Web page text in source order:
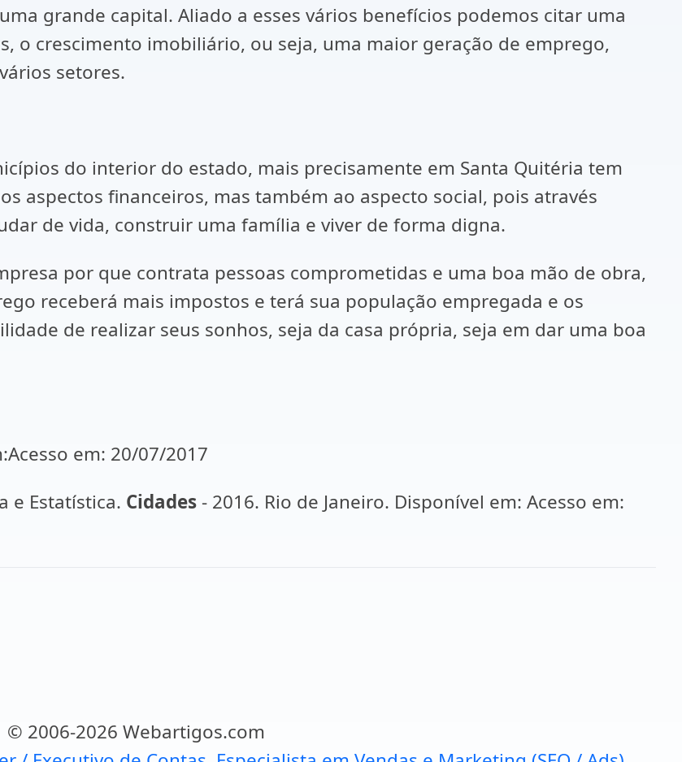
grande capital. Aliado a esses vários benefícios podemos citar uma
o crescimento imobiliário, ou seja, uma maior geração de emprego,
setores.
do interior do estado, mais precisamente em Santa Quitéria tem
aspectos financeiros, mas também ao aspecto social, pois através
de vida, construir uma família e viver de forma digna.
por que contrata pessoas comprometidas e uma boa mão de obra,
receberá mais impostos e terá sua população empregada e os
de realizar seus sonhos, seja da casa própria, seja em dar uma boa
em: 20/07/2017
e Estatística. Cidades - 2016. Rio de Janeiro. Disponível em: Acesso em:
© 2006-2026 Webartigos.com